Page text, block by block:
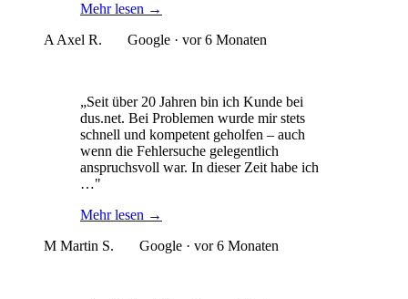
Mehr lesen →
A Axel R. Google · vor 6 Monaten
„Seit über 20 Jahren bin ich Kunde bei
dus.net. Bei Problemen wurde mir stets
schnell und kompetent geholfen – auch
wenn die Fehlersuche gelegentlich
anspruchsvoll war. In dieser Zeit habe ich
…"
Mehr lesen →
M Martin S. Google · vor 6 Monaten